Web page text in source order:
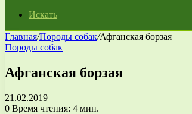
Искать
Главная/Породы собак/Афганская борзая
Породы собак
Афганская борзая
21.02.2019
0 Время чтения: 4 мин.